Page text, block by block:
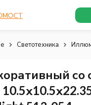
Светотехника
со